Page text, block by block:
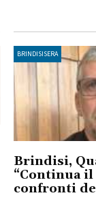
BRINDISISERA
Brindisi,
“Continua il
confronti